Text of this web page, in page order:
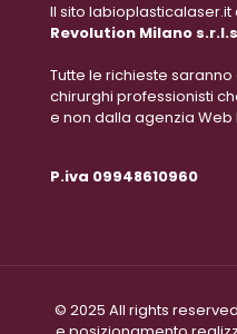
Il sito
Revolution Milano s.r.l.s
Tutte le richieste
chirurghi professionisti
e non dalla agenzia Web
P.iva 09948610960
© 2025 All rights reserved